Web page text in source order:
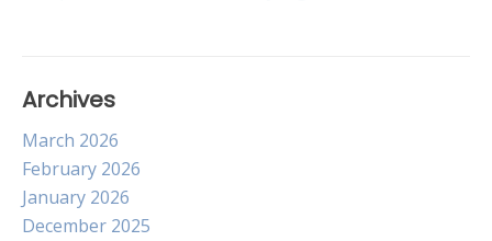
Archives
March 2026
February 2026
January 2026
December 2025